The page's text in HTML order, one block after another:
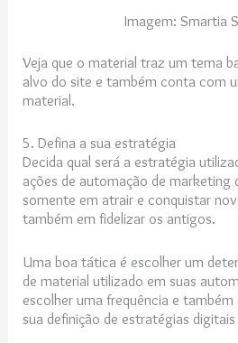
Imagem: Smartia
Veja que o material traz um tema
alvo do site e também conta com
material.
5. Defina a sua estratégia
Decida qual será a estratégia
ações de automação de marketing
somente em atrair e conquistar
também em fidelizar os antigos.
Uma boa tática é escolher um
de material utilizado em suas
escolher uma frequência e
sua definição de estratégias